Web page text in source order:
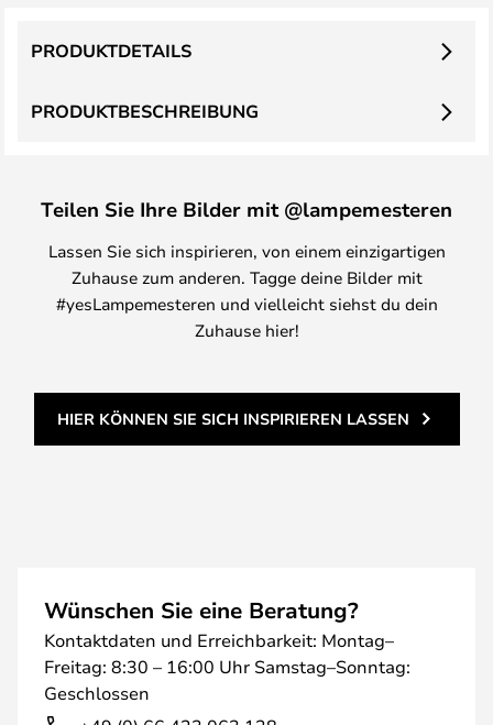
PRODUKTBESCHREIBUNG
PRODUKTDETAILS
Teilen Sie Ihre Bilder mit @lampemesteren
Lassen Sie sich inspirieren, von einem einzigartigen
Zuhause zum anderen. Tagge deine Bilder mit
#yesLampemesteren und vielleicht siehst du dein
Zuhause hier!
HIER KÖNNEN SIE SICH INSPIRIEREN LASSEN
Wünschen Sie eine Beratung?
Kontaktdaten und Erreichbarkeit: Montag–
Freitag: 8:30 – 16:00 Uhr Samstag–Sonntag:
Geschlossen